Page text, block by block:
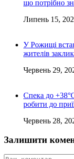
що потрібно
Липень 15,
У Рожищі
жителів
Червень 29,
Спека до
робити до
Червень 28,
Залишити